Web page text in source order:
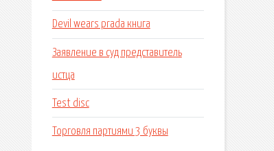
Devil wears prada книга
Заявление в суд представитель
истца
Test disc
Торговля партиями 3 буквы